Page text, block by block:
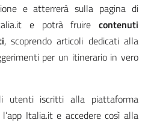
e atterrerà sulla pagina di
e potrà fruire contenuti
, scoprendo articoli dedicati alla
per un itinerario in vero
utenti iscritti alla piattaforma
Italia.it e accedere così alla